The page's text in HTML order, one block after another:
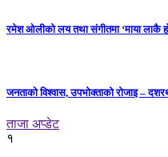
रमेश ओलीको लय तथा संगीतमा ‘माया लाकै
जनताको विश्वास, उपभोक्ताको रोजाइ –
ताजा अप्डेट
१